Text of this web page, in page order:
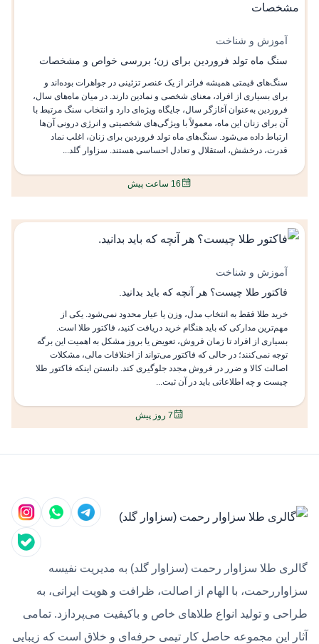
آموزش و شناخت
سنگ ماه تولد فروردین برای زن؛ بررسی خواص و مشخصات
سنگ‌های قیمتی همیشه فراتر از یک عنصر تزئینی در جواهرات بوده‌اند و
برای بسیاری از افراد، معنای شخصی و نمادین دارند. در میان ماه‌های سال،
فروردین به‌عنوان آغازگر سال، جایگاه ویژه‌ای دارد و انتخاب سنگ مرتبط با
آن برای زنان این ماه، معمولاً با ویژگی‌های شخصیتی و انرژی درونی آن‌ها
ارتباط داده می‌شود. سنگ‌های ماه تولد فروردین برای زنان، اغلب نماد
قدرت، درخشش، استقلال و تعادل احساسی هستند. سزاوار گلد...
16 ساعت پیش
آموزش و شناخت
فاکتور طلا چیست؟ هر آنچه که باید بدانید.
خرید طلا فقط به انتخاب مدل، وزن یا عیار محدود نمی‌شود. یکی از
مهم‌ترین مدارکی که باید هنگام خرید دریافت کنید، فاکتور طلا است.
بسیاری از افراد تا زمان فروش، تعویض یا بروز مشکل به اهمیت این برگه
توجه نمی‌کنند؛ در حالی که فاکتور می‌تواند از اختلافات مالی، مشکلات
اصالت کالا و ضرر در فروش مجدد جلوگیری کند. دانستن اینکه فاکتور طلا
چیست و چه اطلاعاتی باید در آن ثبت...
7 روز پیش
گالری طلا سزاوار رحمت (سزاوار گلد) به مدیریت نفیسه
سزاواررحمت، با الهام از اصالت، ظرافت و هویت ایرانی، به
طراحی و تولید انواع طلاهای خاص و باکیفیت می‌پردازد. تمامی
آثار این مجموعه حاصل کار تیمی حرفه‌ای و خلاق است که زیبایی